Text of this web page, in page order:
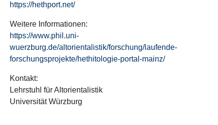
https://hethport.net/
Weitere Informationen:
https://www.phil.uni-
wuerzburg.de/altorientalistik/forschung/laufende-
forschungsprojekte/hethitologie-portal-mainz/
Kontakt:
Lehrstuhl für Altorientalistik
Universität Würzburg